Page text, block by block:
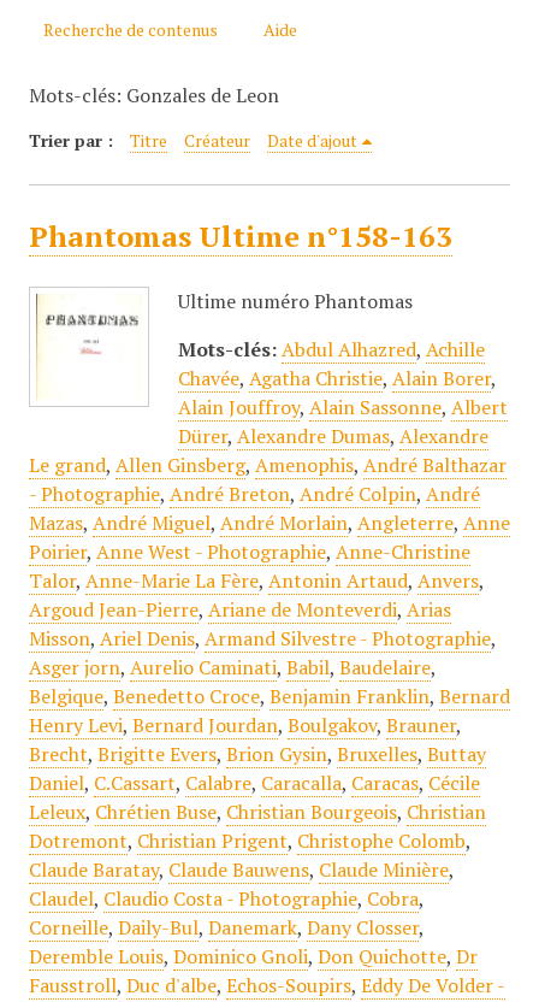
Recherche de contenus
Aide
Mots-clés: Gonzales de Leon
Trier par : Titre Créateur Date d'ajout
Phantomas Ultime n°158-163
Ultime numéro Phantomas
Mots-clés: Abdul Alhazred, Achille
Chavée, Agatha Christie, Alain Borer,
Alain Jouffroy, Alain Sassonne, Albert
Dürer, Alexandre Dumas, Alexandre
Le grand, Allen Ginsberg, Amenophis, André Balthazar
- Photographie, André Breton, André Colpin, André
Mazas, André Miguel, André Morlain, Angleterre, Anne
Poirier, Anne West - Photographie, Anne-Christine
Talor, Anne-Marie La Fère, Antonin Artaud, Anvers,
Argoud Jean-Pierre, Ariane de Monteverdi, Arias
Misson, Ariel Denis, Armand Silvestre - Photographie,
Asger jorn, Aurelio Caminati, Babil, Baudelaire,
Belgique, Benedetto Croce, Benjamin Franklin, Bernard
Henry Levi, Bernard Jourdan, Boulgakov, Brauner,
Brecht, Brigitte Evers, Brion Gysin, Bruxelles, Buttay
Daniel, C.Cassart, Calabre, Caracalla, Caracas, Cécile
Leleux, Chrétien Buse, Christian Bourgeois, Christian
Dotremont, Christian Prigent, Christophe Colomb,
Claude Baratay, Claude Bauwens, Claude Minière,
Claudel, Claudio Costa - Photographie, Cobra,
Corneille, Daily-Bul, Danemark, Dany Closser,
Deremble Louis, Dominico Gnoli, Don Quichotte, Dr
Fausstroll, Duc d'albe, Echos-Soupirs, Eddy De Volder -